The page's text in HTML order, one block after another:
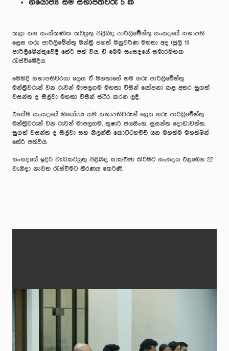
නියෝජ්‍ය සම සභාපතිවරු 5 ක්
කලා සහ සංස්කෘතික කටයුතු පිළිබඳ පාර්ලිමේන්තු සංසදයේ සභාපති
ලෙස ගරු පාර්ලිමේන්තු මන්ත්‍රී ජගත් මනුවර්ණ මහතා අද (ජූලි 11)
පාර්ලිමේන්තුවේදී තේරී පත් විය. ඒ මෙම සංසදයේ සමාරම්භක
රැස්වීමේදීය.
මෙහිදී සභාපතිවරයා ලෙස ඒ මහතාගේ නම ගරු පාර්ලිමේන්තු
මන්ත්‍රීවරුන් වන රුවන් මාපලගම මහතා විසින් යෝජනා කළ අතර සුගත්
වසන්ත ද සිල්වා මහතා විසින් ස්ථිර කරන ලදි.
එසේම සංසදයේ නියෝජ්‍ය සම සභාපතිවරුන් ලෙස ගරු පාර්ලිමේන්තු
මන්ත්‍රීවරුන් වන රුවන් මාපලගම, තුෂාරි ජයසිංහ, සුසන්ත දොඩාවත්ත,
සුගත් වසන්ත ද සිල්වා සහ නිලන්ති කොට්ටහච්චි යන මහත්ම මහත්මීන්
තේරී පත්විය.
සංසදයේ ඉදිරි වැඩකටයුතු පිළිබඳ සාකච්ඡා කිරීමට සංසදය එළ‍‍‍‍ඹෙන 22
වැනිදා නැවත රැස්වීමට තීරණය කෙරිණි.